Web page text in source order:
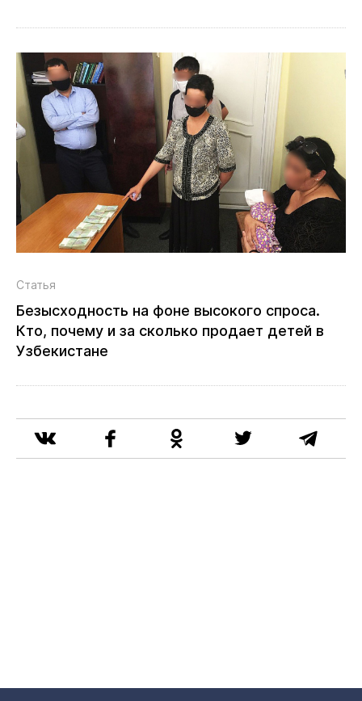
Статья
Безысходность на фоне высокого спроса.
Кто, почему и за сколько продает детей в
Узбекистане